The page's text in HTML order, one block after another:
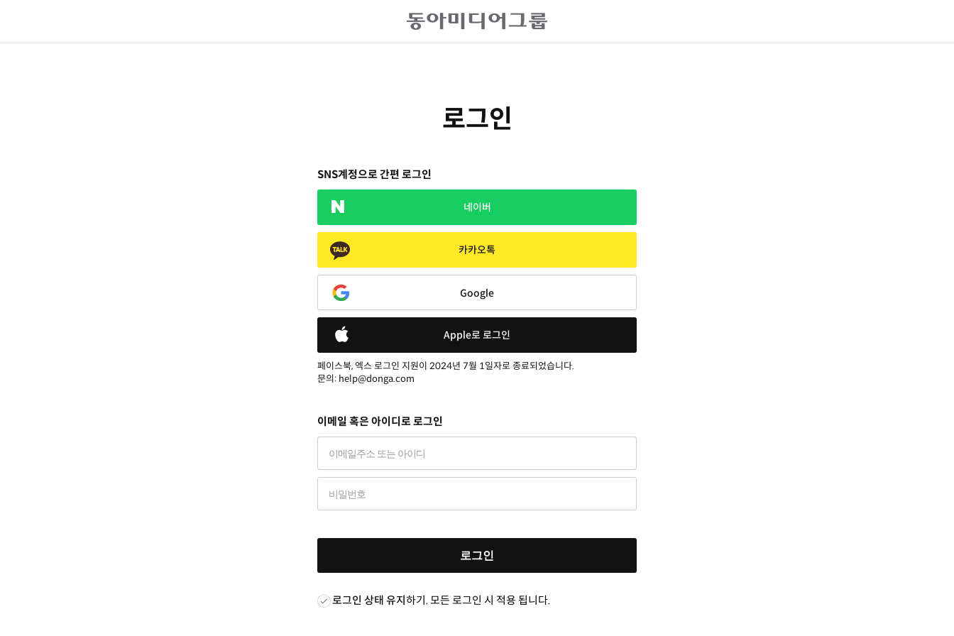
로그인
SNS계정으로 간편 로그인
네이버
카카오톡
Google
Apple로 로그인
페이스북, 엑스 로그인 지원이 2024년 7월 1일자로 종료되었습니다.
문의: help@donga.com
이메일 혹은 아이디로 로그인
로그인
로그인 상태 유지하기. 모든 로그인 시 적용 됩니다.